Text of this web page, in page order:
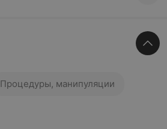
Процедуры, манипуляции